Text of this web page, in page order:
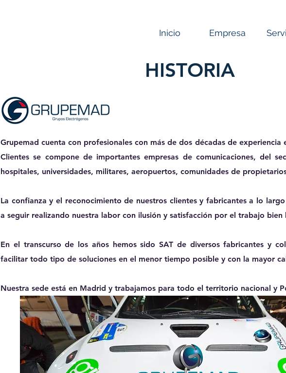
Inicio Empresa
HISTORIA
Grupemad cuenta con profesionales con más de dos décadas de experiencia
Clientes se compone de importantes empresas de comunicaciones, del
hospitales, universidades, militares, aeropuertos, comunidades de
La confianza y el reconocimiento de nuestros clientes y fabricantes a lo
a seguir realizando nuestra labor con ilusión y satisfacción por el trabajo bien
En el transcurso de los años hemos sido SAT de diversos fabricantes y
facilitar todo tipo de soluciones en el menor tiempo posible y con la mayor
Nuestra sede está en Madrid y trabajamos para todo el territorio nacional y